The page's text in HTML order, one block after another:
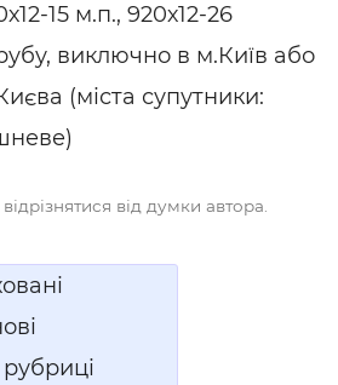
15 м.п., 920х12-26
виключно в м.Київ або
(міста супутники:
від думки автора.